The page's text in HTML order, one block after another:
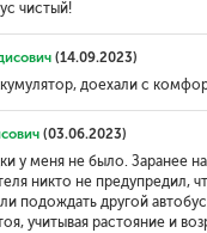
чистый!
(14.09.2023)
доехали с
(03.06.2023)
у меня не было. Заранее
никто не предупредил,
подождать другой
учитывая растояние и